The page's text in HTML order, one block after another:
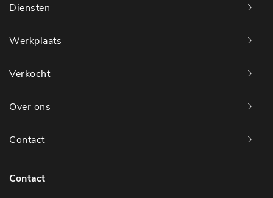
Diensten
Werkplaats
Verkocht
Over ons
Contact
Contact